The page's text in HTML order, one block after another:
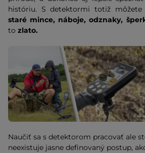
históriu. S detektormi totiž
staré mince, náboje, odznaky,
to zlato.
Naučiť sa s detektorom pracovať ale
neexistuje jasne definovaný postup,